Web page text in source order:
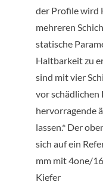
der Profile wird
mehreren
statische
Haltbarkeit zu
sind mit vier
vor schädlichen
hervorragende
lassen.* Der
sich auf ein
mm mit 4one/
Kiefer